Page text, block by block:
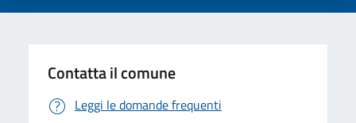
Contatta il comune
Leggi le domande frequenti